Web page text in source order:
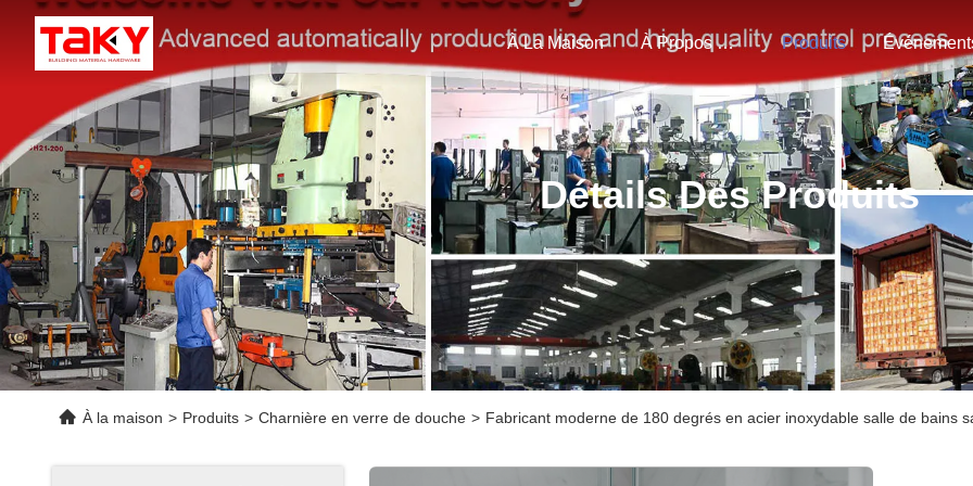
À La Maison À Propos De Nous Produits
Détails Des Produits
À la maison > Produits > Charnière en verre de douche > Fabricant moderne de 180 degrés en acier inoxydable salle de bains